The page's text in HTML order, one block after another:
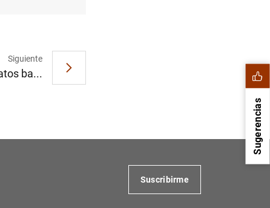
Siguiente
ba...
Sugerencias
Suscribirme